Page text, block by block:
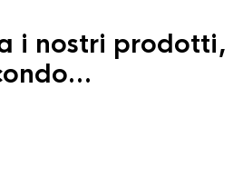
i nostri prodotti,